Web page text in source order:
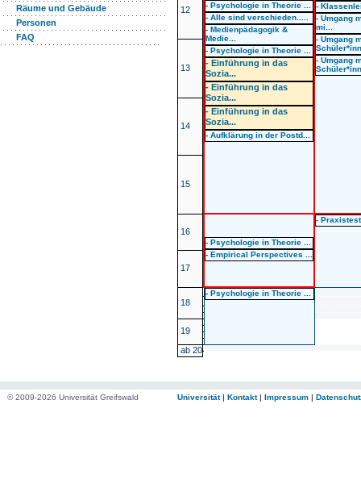
Räume und Gebäude
Personen
FAQ
- Psychologie in Theorie ...
- Alle sind verschieden.....
- Medienpädagogik &
Medie...
- Psychologie in Theorie ...
- Einführung in das
Sozia...
- Einführung in das
Sozia...
- Einführung in das
Sozia...
- Aufklärung in der Postd...
-
- Umgang
mi...
- Umgang
- Umgang
12
13
14
15
16
- Psychologie in Theorie ...
- Empirical Perspectives ...
-
17
18
- Psychologie in Theorie ...
19
ab 20
© 2009-2026 Universität Greifswald Universität| Kontakt| Impressum |